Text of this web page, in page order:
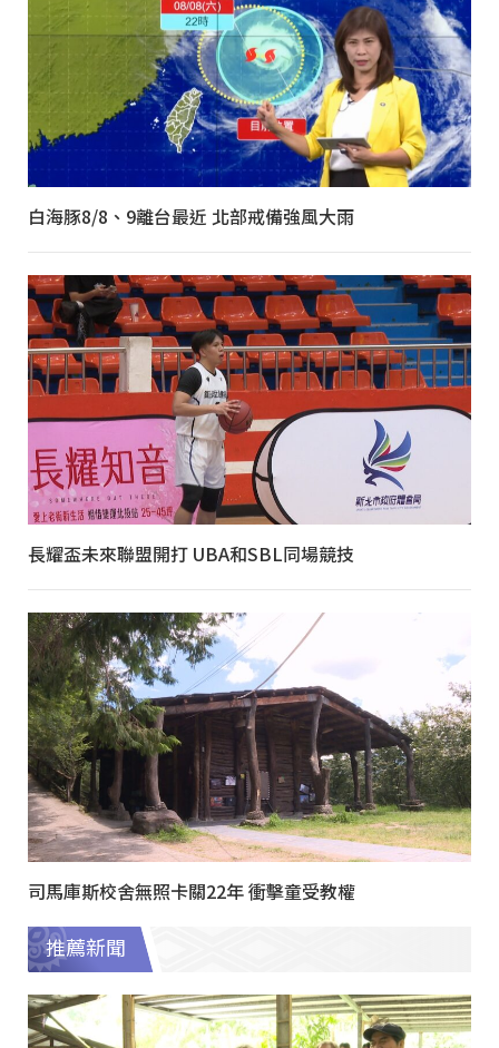
白海豚8/8、9離台最近 北部戒備強風大雨
長耀盃未來聯盟開打 UBA和SBL同場競技
司馬庫斯校舍無照卡關22年 衝擊童受教權
推薦新聞